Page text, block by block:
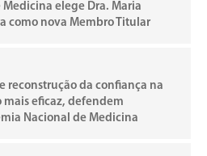
elege Dra. Maria
como nova Membro Titular
reconstrução da confiança na
eficaz, defendem
Nacional de Medicina